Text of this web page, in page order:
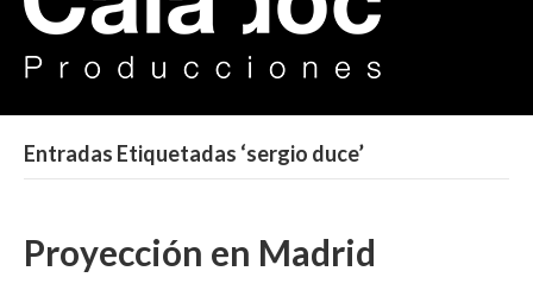
Entradas Etiquetadas ‘sergio duce’
Proyección en Madrid